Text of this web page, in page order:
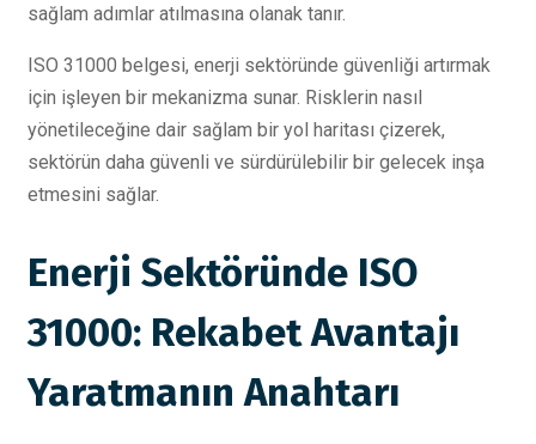
sağlam adımlar atılmasına olanak tanır.
ISO 31000 belgesi, enerji sektöründe güvenliği artırmak
için işleyen bir mekanizma sunar. Risklerin nasıl
yönetileceğine dair sağlam bir yol haritası çizerek,
sektörün daha güvenli ve sürdürülebilir bir gelecek inşa
etmesini sağlar.
Enerji Sektöründe ISO
31000: Rekabet Avantajı
Yaratmanın Anahtarı